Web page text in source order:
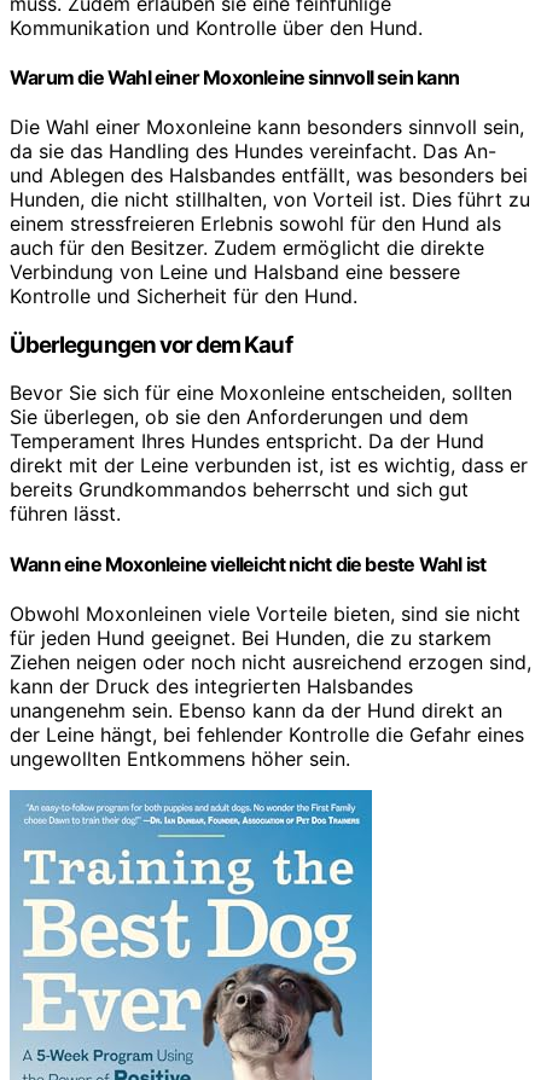
Kommunikation und Kontrolle über den Hund.
Warum die Wahl einer Moxonleine sinnvoll sein kann
Die Wahl einer Moxonleine kann besonders sinnvoll sein,
da sie das Handling des Hundes vereinfacht. Das An-
und Ablegen des Halsbandes entfällt, was besonders bei
Hunden, die nicht stillhalten, von Vorteil ist. Dies führt zu
einem stressfreieren Erlebnis sowohl für den Hund als
auch für den Besitzer. Zudem ermöglicht die direkte
Verbindung von Leine und Halsband eine bessere
Kontrolle und Sicherheit für den Hund.
Überlegungen vor dem Kauf
Bevor Sie sich für eine Moxonleine entscheiden, sollten
Sie überlegen, ob sie den Anforderungen und dem
Temperament Ihres Hundes entspricht. Da der Hund
direkt mit der Leine verbunden ist, ist es wichtig, dass er
bereits Grundkommandos beherrscht und sich gut
führen lässt.
Wann eine Moxonleine vielleicht nicht die beste Wahl ist
Obwohl Moxonleinen viele Vorteile bieten, sind sie nicht
für jeden Hund geeignet. Bei Hunden, die zu starkem
Ziehen neigen oder noch nicht ausreichend erzogen sind,
kann der Druck des integrierten Halsbandes
unangenehm sein. Ebenso kann da der Hund direkt an
der Leine hängt, bei fehlender Kontrolle die Gefahr eines
ungewollten Entkommens höher sein.